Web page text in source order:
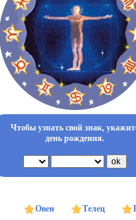
Чтобы узнать свой знак,
день рождения.
Овен Телец